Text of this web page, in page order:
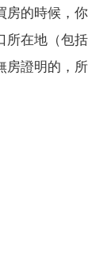
房的時候，你
所在地（包括
房證明的，所